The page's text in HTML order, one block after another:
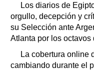
Los diarios de
orgullo, decepción y
su Selección ante
Atlanta por los
La cobertura online
cambiando durante el